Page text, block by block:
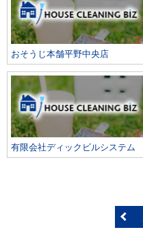
おそうじ本舗平野中央店
有限会社ディックビルシステム